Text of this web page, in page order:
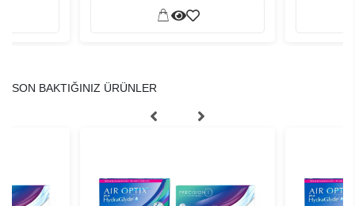
SON BAKTIĞINIZ ÜRÜNLER